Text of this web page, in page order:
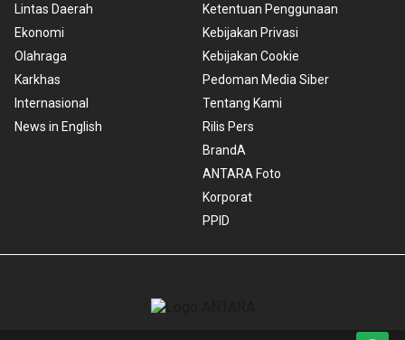
Lintas Daerah
Ekonomi
Olahraga
Karkhas
Internasional
News in English
Ketentuan Penggunaan
Kebijakan Privasi
Kebijakan Cookie
Pedoman Media Siber
Tentang Kami
Rilis Pers
BrandA
ANTARA Foto
Korporat
PPID